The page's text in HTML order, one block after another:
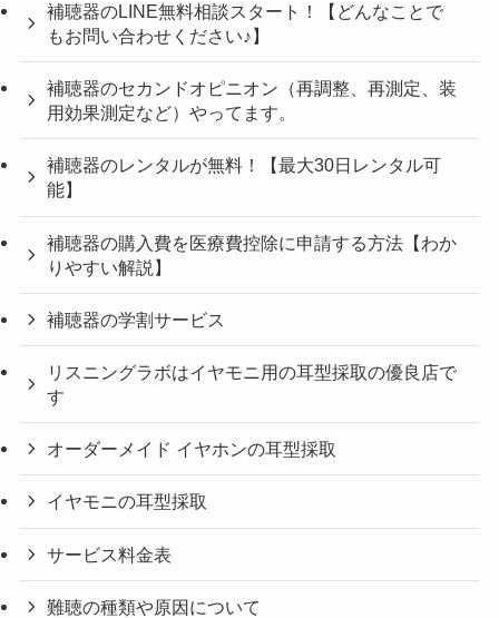
補聴器のLINE無料相談スタート！【どんなことで
もお問い合わせください♪】
補聴器のセカンドオピニオン（再調整、再測定、装
用効果測定など）やってます。
補聴器のレンタルが無料！【最大30日レンタル可
能】
補聴器の購入費を医療費控除に申請する方法【わか
りやすい解説】
補聴器の学割サービス
リスニングラボはイヤモニ用の耳型採取の優良店で
す
オーダーメイド イヤホンの耳型採取
イヤモニの耳型採取
サービス料金表
難聴の種類や原因について